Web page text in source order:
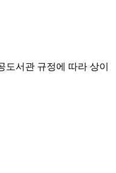
서관 규정에 따라 상이